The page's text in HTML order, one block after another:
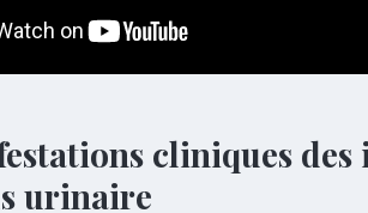
cliniques des
urinaire